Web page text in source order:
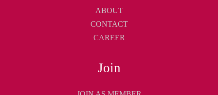
ABOUT
CONTACT
CAREER
Join